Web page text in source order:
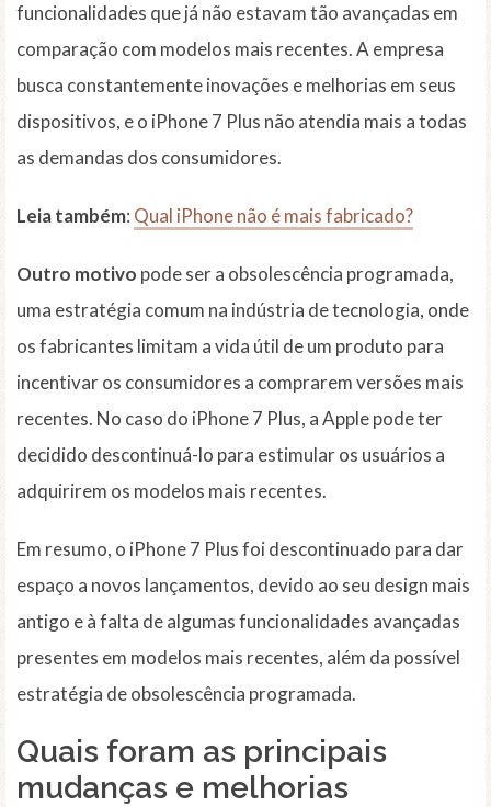
funcionalidades que já não estavam tão avançadas em
comparação com modelos mais recentes. A empresa
busca constantemente inovações e melhorias em seus
dispositivos, e o iPhone 7 Plus não atendia mais a todas
as demandas dos consumidores.
Leia também: Qual iPhone não é mais fabricado?
Outro motivo pode ser a obsolescência programada,
uma estratégia comum na indústria de tecnologia, onde
os fabricantes limitam a vida útil de um produto para
incentivar os consumidores a comprarem versões mais
recentes. No caso do iPhone 7 Plus, a Apple pode ter
decidido descontinuá-lo para estimular os usuários a
adquirirem os modelos mais recentes.
Em resumo, o iPhone 7 Plus foi descontinuado para dar
espaço a novos lançamentos, devido ao seu design mais
antigo e à falta de algumas funcionalidades avançadas
presentes em modelos mais recentes, além da possível
estratégia de obsolescência programada.
Quais foram as principais
mudanças e melhorias